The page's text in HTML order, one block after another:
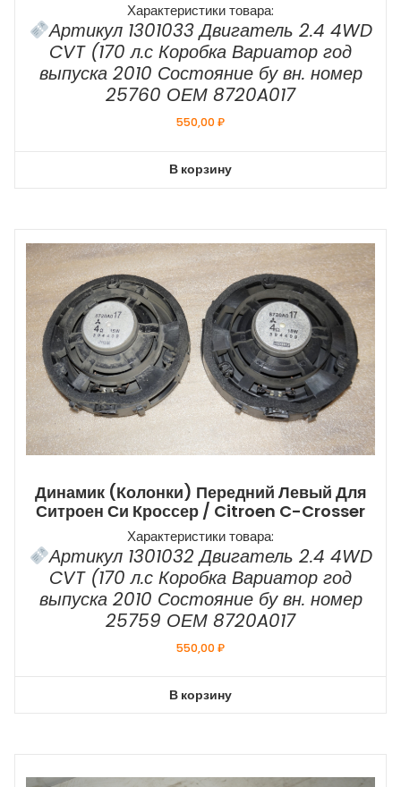
Характеристики товара:
Артикул 1301033 Двигатель 2.4 4WD
CVT (170 л.с Коробка Вариатор год
выпуска 2010 Состояние бу вн. номер
25760 ОЕМ 8720A017
550,00₽
В корзину
Динамик (колонки) Передний Левый Для
Ситроен Си Кроссер / Citroen C-Crosser
Характеристики товара:
Артикул 1301032 Двигатель 2.4 4WD
CVT (170 л.с Коробка Вариатор год
выпуска 2010 Состояние бу вн. номер
25759 ОЕМ 8720A017
550,00₽
В корзину